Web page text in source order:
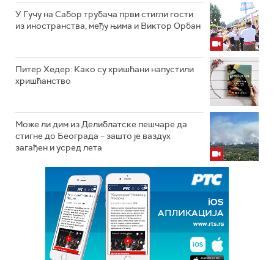
У Гучу на Сабор трубача први стигли гости
из иностранства, међу њима и Виктор Орбан
Питер Хедер: Како су хришћани напустили
хришћанство
Може ли дим из Делиблатске пешчаре да
стигне до Београда – зашто је ваздух
загађен и усред лета